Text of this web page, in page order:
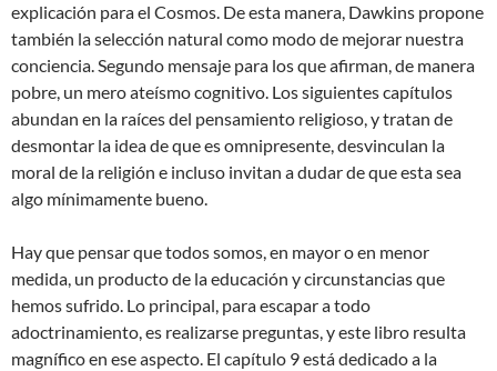
explicación para el Cosmos. De esta manera, Dawkins propone
también la selección natural como modo de mejorar nuestra
conciencia. Segundo mensaje para los que afirman, de manera
pobre, un mero ateísmo cognitivo. Los siguientes capítulos
abundan en la raíces del pensamiento religioso, y tratan de
desmontar la idea de que es omnipresente, desvinculan la
moral de la religión e incluso invitan a dudar de que esta sea
algo mínimamente bueno.
Hay que pensar que todos somos, en mayor o en menor
medida, un producto de la educación y circunstancias que
hemos sufrido. Lo principal, para escapar a todo
adoctrinamiento, es realizarse preguntas, y este libro resulta
magnífico en ese aspecto. El capítulo 9 está dedicado a la